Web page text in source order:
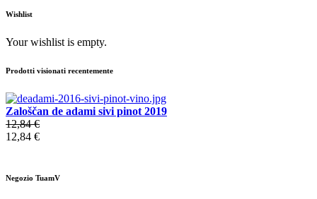
Wishlist
Your wishlist is empty.
Prodotti visionati recentemente
Zaloščan de adami sivi pinot 2019
12,84 €
12,84 €
Negozio TuamV